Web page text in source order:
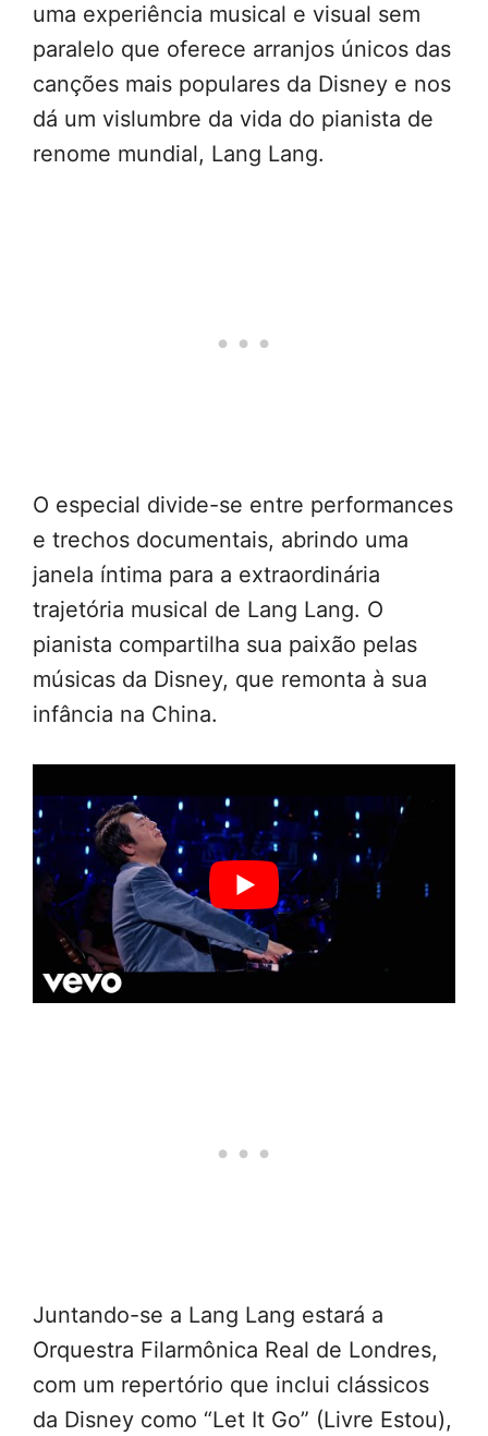
uma experiência musical e visual sem
paralelo que oferece arranjos únicos das
canções mais populares da Disney e nos
dá um vislumbre da vida do pianista de
renome mundial, Lang Lang.
O especial divide-se entre performances
e trechos documentais, abrindo uma
janela íntima para a extraordinária
trajetória musical de Lang Lang. O
pianista compartilha sua paixão pelas
músicas da Disney, que remonta à sua
infância na China.
Juntando-se a Lang Lang estará a
Orquestra Filarmônica Real de Londres,
com um repertório que inclui clássicos
da Disney como “Let It Go” (Livre Estou),